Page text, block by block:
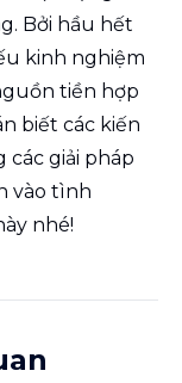
Bởi hầu hết
kinh nghiệm
tiền hợp
biết các kiến
các giải pháp
vào tình
nhé!